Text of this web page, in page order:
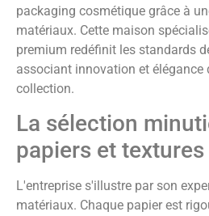
packaging cosmétique grâce à
matériaux. Cette maison
premium redéfinit les standards
associant innovation et élégance
collection.
La sélection
papiers et textures
L'entreprise s'illustre par son
matériaux. Chaque papier est